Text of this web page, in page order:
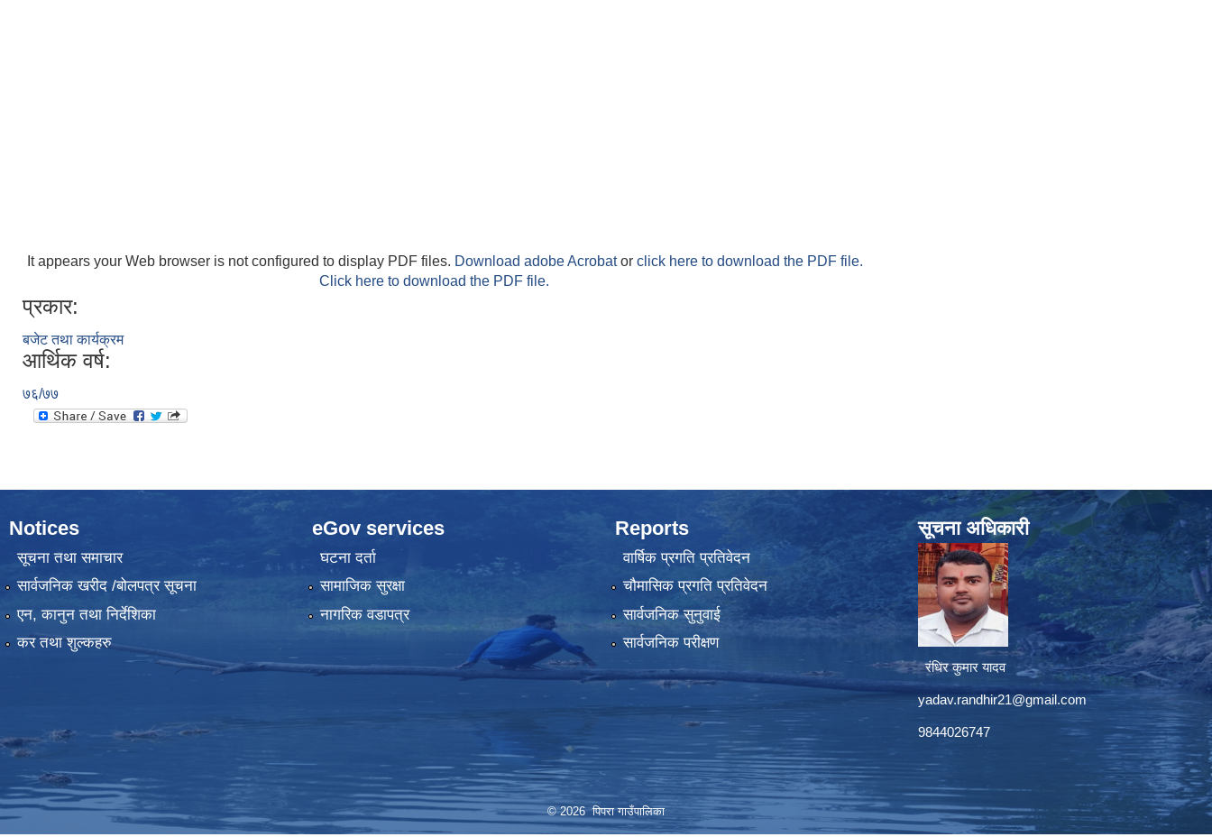
It appears your Web browser is not configured to display PDF files. Download adobe Acrobator click here to download the PDF file.
Click here to download the PDF file.
प्रकार:
बजेट तथा कार्यक्रम
आर्थिक वर्ष:
७६/७७
Notices
सूचना तथा समाचार
सार्वजनिक खरीद /बोलपत्र सूचना
एन, कानुन तथा निर्देशिका
कर तथा शुल्कहरु
eGov services
घटना दर्ता
सामाजिक सुरक्षा
नागरिक वडापत्र
Reports
वार्षिक प्रगति प्रतिवेदन
चौमासिक प्रगति प्रतिवेदन
सार्वजनिक सुनुवाई
सार्वजनिक परीक्षण
सूचना अधिकारी
रंधिर कुमार यादव
yadav.randhir21@gmail.com
9844026747
© 2026 पिपरा गाउँपालिका